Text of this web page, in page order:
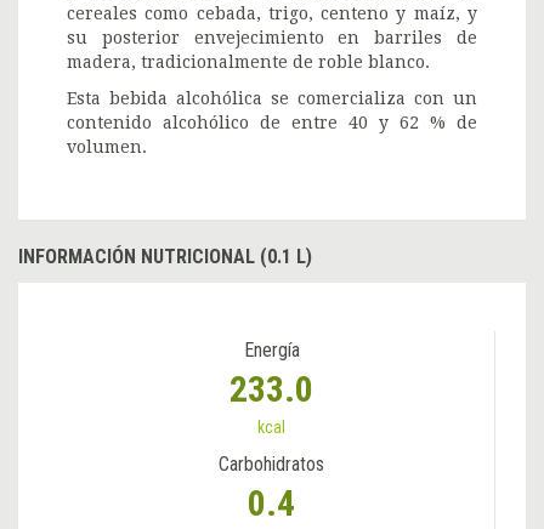
cereales como cebada, trigo, centeno y maíz, y
su posterior envejecimiento en barriles de
madera, tradicionalmente de roble blanco.
Esta bebida alcohólica se comercializa con un
contenido alcohólico de entre 40 y 62 % de
volumen.
INFORMACIÓN NUTRICIONAL (0.1 L)
Energía
233.0
kcal
Carbohidratos
0.4